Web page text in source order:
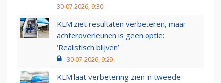
30-07-2026, 9:30
KLM ziet resultaten verbeteren, maar
achteroverleunen is geen optie:
‘Realistisch blijven’
30-07-2026, 9:29
KLM laat verbetering zien in tweede